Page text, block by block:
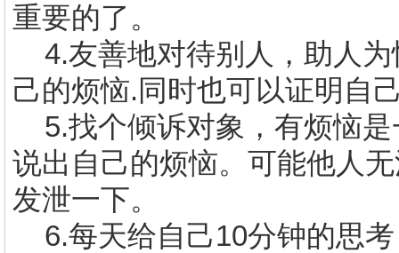
重要的了。
4.友善地对待别人，助人
己的烦恼.同时也可以证明自
5.找个倾诉对象，有烦恼
说出自己的烦恼。可能他人
发泄一下。
6.每天给自己10分钟的思